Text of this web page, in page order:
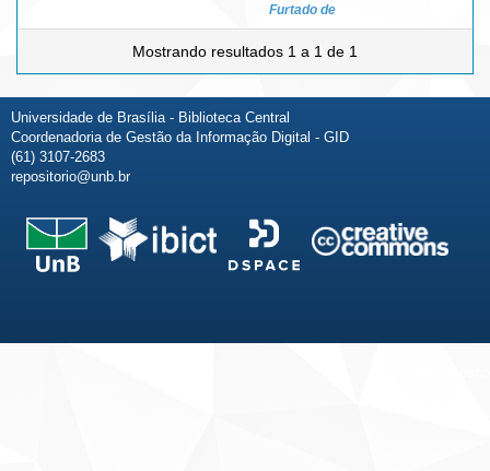
Furtado de
Mostrando resultados 1 a 1 de 1
Universidade de Brasília - Biblioteca Central
Coordenadoria de Gestão da Informação Digital - GID
(61) 3107-2683
repositorio@unb.br